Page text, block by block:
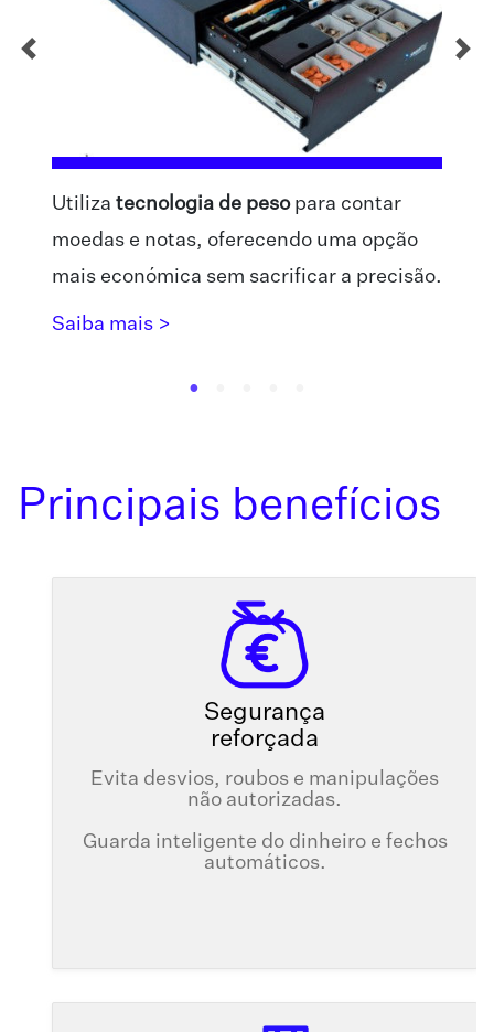
Utiliza tecnologia de pesopara contar
moedas e notas, oferecendo uma opção
mais económica sem sacrificar a precisão.
Saiba mais >
Principais benefícios
Segurança
reforçada
Evita desvios, roubos e manipulações
não autorizadas.
Guarda inteligente do dinheiro e fechos
automáticos.